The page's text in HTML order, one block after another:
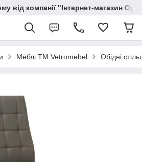
від компанії "Інтернет-магазин
Меблі TM Vetromebel Обідні